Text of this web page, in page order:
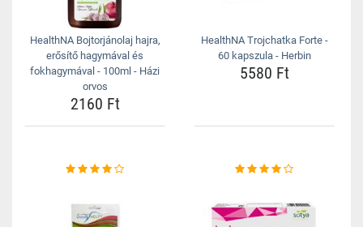
HealthNA Bojtorjánolaj hajra,
erősítő hagymával és
fokhagymával - 100ml - Házi
orvos
2160 Ft
HealthNA Trojchatka Forte -
60 kapszula - Herbin
5580 Ft